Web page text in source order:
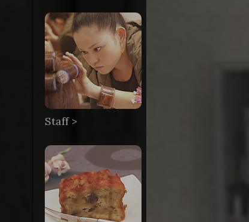
Staff >